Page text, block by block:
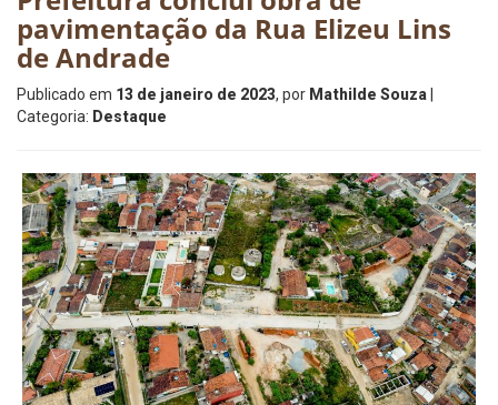
pavimentação da Rua Elizeu Lins
de Andrade
Publicado em 13 de janeiro de 2023, por Mathilde Souza
Categoria: Destaque